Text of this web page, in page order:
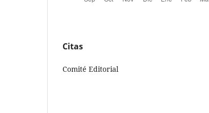
Citas
Comité Editorial